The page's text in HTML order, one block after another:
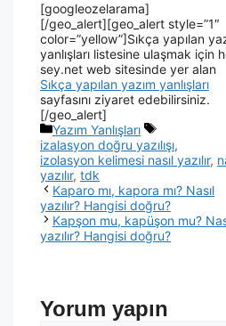
[googleozelarama]
[/geo_alert][geo_alert style=”1″
color=”yellow”]Sıkça yapılan
yanlışları listesine ulaşmak için
sey.net web sitesinde yer alan
Sıkça yapılan yazım yanlışları
sayfasını ziyaret edebilirsiniz.
[/geo_alert]
Yazım Yanlışları
izalasyon doğru yazılışı,
izolasyon kelimesi nasıl yazılır,
yazılır, tdk
Kaparo mı, kapora mı? Nasıl
yazılır? Hangisi doğru?
Kapşon mu, kapüşon mu?
yazılır? Hangisi doğru?
Yorum yapın